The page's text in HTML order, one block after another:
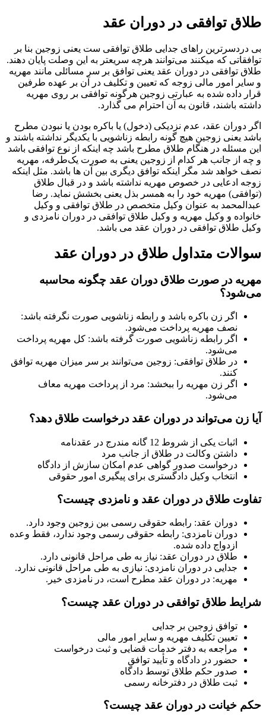
طلاق توافقی در دوران عقد
بی دردسرترین راهای جدایی طلاق توافقی ست یعنی زوجین بنا بر
توافقاتی که میکنند می‌توانند هرچه سریعتر به این وصلت پایان دهند.
طلاق توافقی در دوران عقد یعنی توافق بر سر مسائلی مانند مهریه
و سایر امور مالی زوجه که تعیین و تکلیف در آن بر عهده طرفین
قرار داده شده به عبارتی زوجین هرگونه توافقی بر روی مهریه
داشته باشند، قانون به آن احترام می گذارد.
اگر دوران عقد، عدم نزدیکی (دخول) یا باکره بودن یا نبودن مطرح
باشد یعنی زوجین هیچ گونه رابطه زناشویی با یکدیگر نداشته باشند و
این مسئله در هنگام طلاق مطرح باشد چه اینکه از نوع توافقی باشد
و چه از جانب هر کدام از زوجین یعنی به صورت یک‌طرفه، مهریه
نصف خواهد شد مگر اینکه توافق دیگری بین آن ها باشد. مثل اینکه
زوجه ادعایی در خصوص مهریه نداشته باشد و در قبال طلاق
(توافقی) مهریه خود را به همسر بذل یعنی بخشش نماید. رضا
عبدالمحمد به عنوان وکیل متخصص در طلاق توافقی و وکیل
خانواده و وکیل مهریه و وکیل طلاق توافقی در دوران نامزدی و
وکیل طلاق توافقی در دوران عقد می باشد.
سوالات متداول طلاق در دوران عقد
مهریه در صورت طلاق دوران عقد چگونه محاسبه
می‌شود؟
اگر زن باکره باشد و رابطه زناشویی صورت نگرفته باشد:
نصف مهریه پرداخت می‌شود.
اگر رابطه زناشویی صورت گرفته باشد: کل مهریه پرداخت
می‌شود.
در طلاق توافقی: زوجین می‌توانند بر سر میزان مهریه توافق
کنند.
اگر زن مهریه را ببخشد: مرد از پرداخت مهریه معاف
می‌شود.
آیا زن می‌تواند در دوران عقد درخواست طلاق دهد؟
اثبات یکی از شروط 12 گانه مندرج در عقدنامه
داشتن وکالت در طلاق از جانب مرد
درخواست صدور گواهی عدم امکان سازش از دادگاه
انتخاب وکیل دادگستری برای پیگیری امور حقوقی
تفاوت طلاق در دوران عقد و نامزدی چیست؟
دوران عقد: رابطه حقوقی رسمی بین زوجین وجود دارد.
دوران نامزدی: رابطه حقوقی رسمی وجود ندارد، فقط وعده
ازدواج داده شده.
طلاق در دوران عقد: نیاز به طی مراحل قانونی دارد.
جدایی در دوران نامزدی: نیازی به طی مراحل قانونی ندارد.
مهریه: در دوران عقد مطرح است، در نامزدی خیر.
شرایط طلاق توافقی در دوران عقد چیست؟
توافق زوجین بر جدایی
تعیین تکلیف مهریه و سایر امور مالی
مراجعه به دفتر خدمات قضایی و ثبت درخواست
حضور در دادگاه و تأیید توافق
صدور حکم طلاق توسط دادگاه
ثبت طلاق در دفترخانه رسمی
حکم خیانت در دوران عقد چیست؟